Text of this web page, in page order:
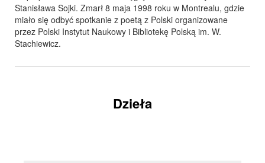
Stanisława Sojki. Zmarł 8 maja 1998 roku w Montrealu, gdzie
miało się odbyć spotkanie z poetą z Polski organizowane
przez Polski Instytut Naukowy i Bibliotekę Polską im. W.
Stachiewicz.
Dzieła